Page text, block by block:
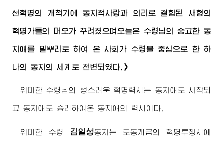
선혁명의 개척기에 동지적사랑과 의리로 결합된 새형의
혁명가들의 대오가 꾸려졌으며오늘은 수령님의 숭고한 동
지애를 밑뿌리로 하여 온 사회가 수령을 중심으로 한 하
나의 동지의 세계로 전변되였다.》
위대한 수령님의 성스러운 혁명력사는 동지애로 시작되
고 동지애로 승리하여온 동지애의 력사이다.
위대한 수령 김일성동지 는 로동계급의 혁명투쟁사에